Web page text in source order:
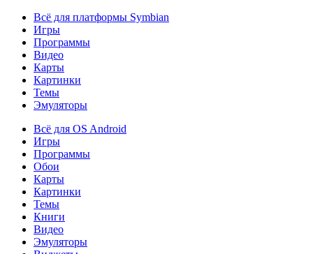
Всё для платформы Symbian
Игры
Программы
Видео
Карты
Картинки
Темы
Эмуляторы
Всё для OS Android
Игры
Программы
Обои
Карты
Картинки
Темы
Книги
Видео
Эмуляторы